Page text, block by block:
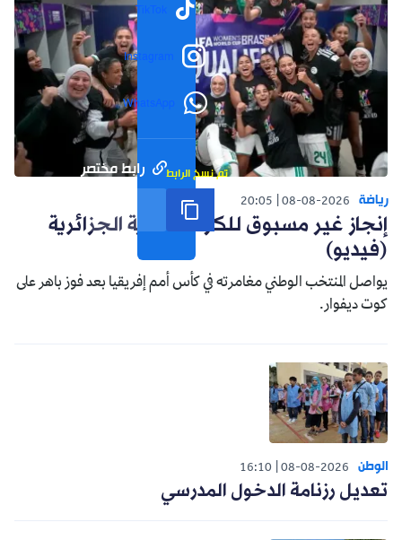
TikTok
Instagram
WhatsApp
رابط مختصر تم نسخ الرابط
رياضة 08-08-2026
20:05
إنجاز غير مسبوق للكرة النسوية الجزائرية
(فيديو)
يواصل المنتخب الوطني مغامرته في كأس أمم إفريقيا بعد فوز باهر على
كوت ديفوار.
الوطن 08-08-2026
16:10
تعديل رزنامة الدخول المدرسي